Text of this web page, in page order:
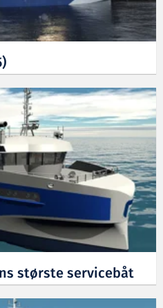
største servicebåt